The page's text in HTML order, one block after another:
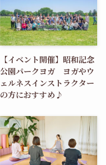
【イベント開催】昭和記念
公園パークヨガ ヨガやウ
ェルネスインストラクター
の方におすすめ♪